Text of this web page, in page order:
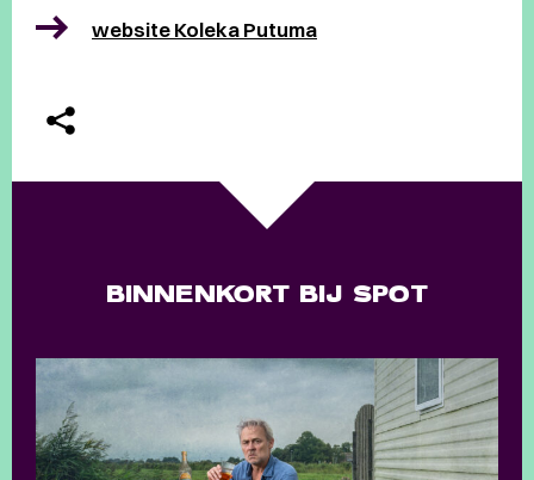
website Koleka Putuma
BINNENKORT BIJ SPOT